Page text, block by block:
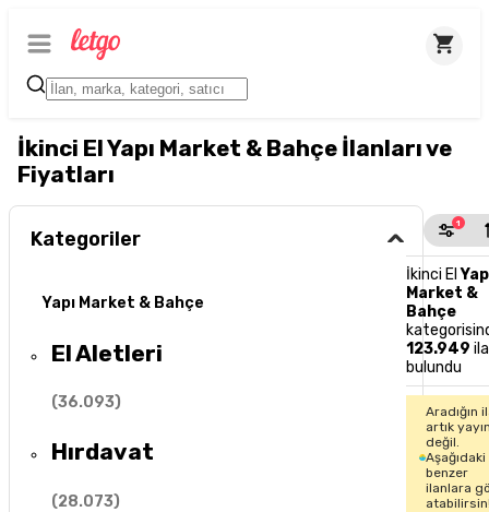
İkinci El Yapı Market & Bahçe İlanları ve
Fiyatları
Kategoriler
Yapı Market & Bahçe
El Aletleri
(36.093)
Hırdavat
(28.073)
1
İkinci El
Market &
Bahçe
123.949
bulundu
Aradığın
artık
değil.
Aşağıdaki
benzer
ilanlara